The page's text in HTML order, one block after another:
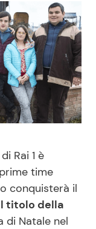
e Ricette
di Cucina
in TV
Rai 1 è
time
conquisterà il
titolo della
di Natale nel